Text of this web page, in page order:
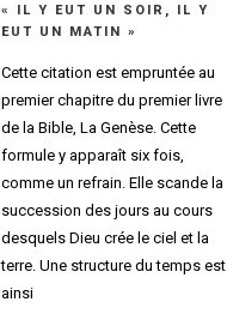
« IL Y EUT UN SOIR, IL Y
EUT UN MATIN »
Cette citation est empruntée au
premier chapitre du premier livre
de la Bible, La Genèse. Cette
formule y apparaît six fois,
comme un refrain. Elle scande la
succession des jours au cours
desquels Dieu crée le ciel et la
terre. Une structure du temps est
ainsi